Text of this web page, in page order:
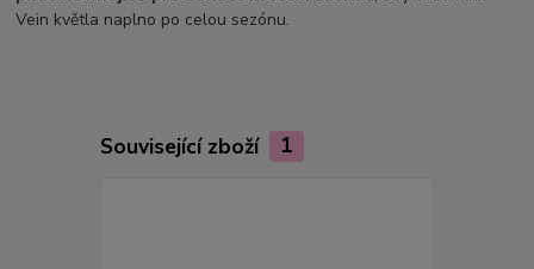
Vein květla naplno po celou sezónu.
Související zboží 1